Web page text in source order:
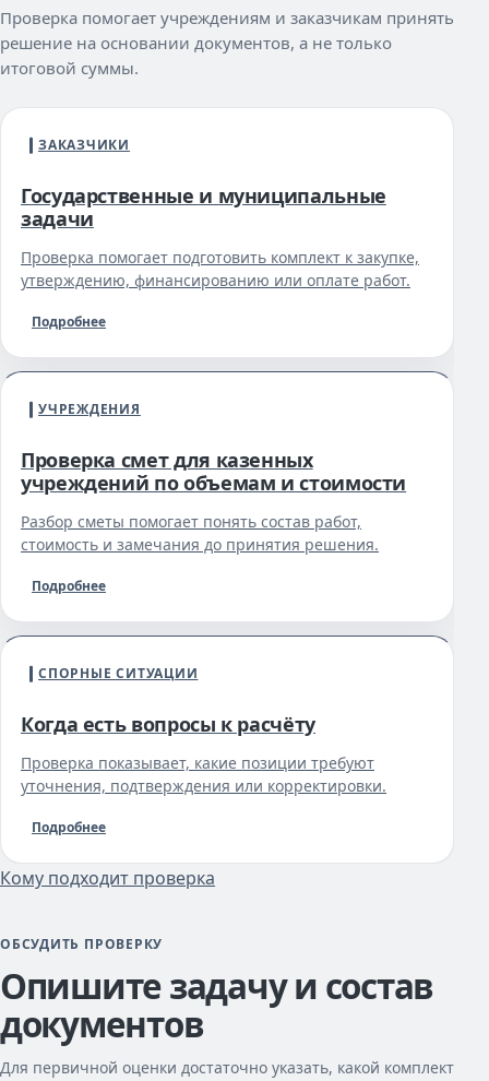
Проверка помогает учреждениям и заказчикам принять
решение на основании документов, а не только
итоговой суммы.
ЗАКАЗЧИКИ
Государственные и муниципальные
задачи
Проверка помогает подготовить комплект к закупке,
утверждению, финансированию или оплате работ.
Подробнее
УЧРЕЖДЕНИЯ
Проверка смет для казенных
учреждений по объемам и стоимости
Разбор сметы помогает понять состав работ,
стоимость и замечания до принятия решения.
Подробнее
СПОРНЫЕ СИТУАЦИИ
Когда есть вопросы к расчёту
Проверка показывает, какие позиции требуют
уточнения, подтверждения или корректировки.
Подробнее
Кому подходит проверка
ОБСУДИТЬ ПРОВЕРКУ
Опишите задачу и состав
документов
Для первичной оценки достаточно указать, какой комплект